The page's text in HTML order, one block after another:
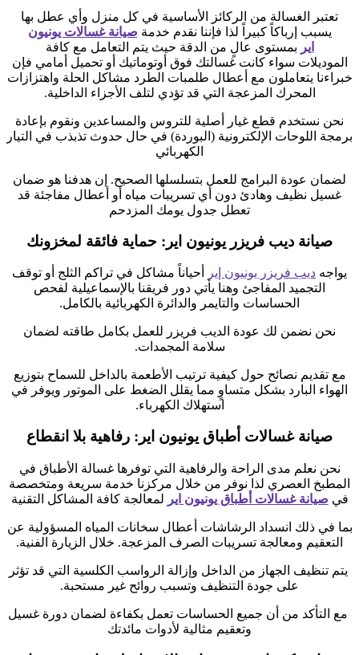
تعتبر الغسالة من الركائز الأساسية في كل منزل وأي عطل بها
يسبب إرباكاً كبيراً لذا فإننا نقدم خدمة صيانة غسالات يونيون
اير بمستوى عالٍ من الدقة حيث يتم التعامل مع كافة
الموديلات سواء كانت غسالتك فوق أوتوماتيك أو تحميل أمامي فإن
خبراءنا يتعاملون مع أعطال طلمبات الطرد مشاكل الحلة واهتزازات
المحرك المزعجة التي قد تؤدي لتلف الأجزاء الداخلية.
نحن نستخدم قطع غيار أصلية للتروس والمساعدين ونقوم بإعادة
برمجة اللوحات الإلكترونية (البوردة) في حال حدوث تذبذب في التيار
الكهربائي
لضمان عودة البرامج للعمل بتسلسلها الصحيح. إن هدفنا هو ضمان
غسيل نظيف وهادئ دون أي تسريبات مياه أو أعطال مفاجئة قد
تعطل جدول يومك المزدحم
صيانة ديب فريزر يونيون اير: حماية فائقة لمخزونك
يواجه ديب فريزر يونيون إير
أحياناً مشاكل في تراكم الثلج أو توقف
التجميد المفاجئ وهنا يأتي دور فريقنا بالإسماعيلية لفحص
الحساسات والتايمر والدائرة الكهربائية بالكامل.
نحن نضمن لك عودة الديب فريزر للعمل بكامل طاقته لضمان
سلامة المجمدات.
مع تقديم نصائح حول كيفية ترتيب الأطعمة بالداخل للسماح بتوزيع
الهواء البارد بشكل متساوٍ مما يقلل الضغط على الموتور ويوفر في
استهلاك الكهرباء.
صيانة غسالات أطباق يونيون اير: رفاهية بلا انقطاع
نحن نعلم مدى الراحة والرفاهية التي توفرها غسالة الأطباق في
المطبخ العصري لذا نوفر من خلال مركزنا خدمة سريعة ومتخصصة
في صيانة غسالات أطباق يونيون اير لمعالجة كافة المشاكل التقنية
بما في ذلك انسداد الرشاشات أعطال سخانات المياه المسؤولية عن
التعقيم ومعالجة تسريبات الصرف المزعجة. خلال الزيارة الفنية.
يتم تنظيف الجهاز من الداخل وإزالة الرواسب الكلسية التي قد تؤثر
على جودة التنظيف وتسبب روائح غير مستحبة.
مع التأكد من أن جميع الحساسات تعمل بكفاءة لضمان دورة غسيل
وتعقيم مثالية لأدوات مائدتك